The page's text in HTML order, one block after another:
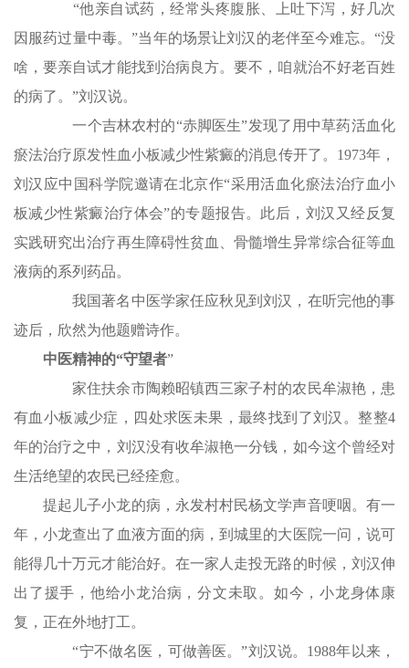
“他亲自试药，经常头疼腹胀、上吐下泻，好几次
因服药过量中毒。”当年的场景让刘汉的老伴至今难忘。“没
啥，要亲自试才能找到治病良方。要不，咱就治不好老百姓
的病了。”刘汉说。
一个吉林农村的“赤脚医生”发现了用中草药活血化
瘀法治疗原发性血小板减少性紫癜的消息传开了。1973年，
刘汉应中国科学院邀请在北京作“采用活血化瘀法治疗血小
板减少性紫癜治疗体会”的专题报告。此后，刘汉又经反复
实践研究出治疗再生障碍性贫血、骨髓增生异常综合征等血
液病的系列药品。
我国著名中医学家任应秋见到刘汉，在听完他的事
迹后，欣然为他题赠诗作。
中医精神的“守望者”
家住扶余市陶赖昭镇西三家子村的农民牟淑艳，患
有血小板减少症，四处求医未果，最终找到了刘汉。整整4
年的治疗之中，刘汉没有收牟淑艳一分钱，如今这个曾经对
生活绝望的农民已经痊愈。
提起儿子小龙的病，永发村村民杨文学声音哽咽。有一
年，小龙查出了血液方面的病，到城里的大医院一问，说可
能得几十万元才能治好。在一家人走投无路的时候，刘汉伸
出了援手，他给小龙治病，分文未取。如今，小龙身体康
复，正在外地打工。
“宁不做名医，可做善医。”刘汉说。1988年以来，